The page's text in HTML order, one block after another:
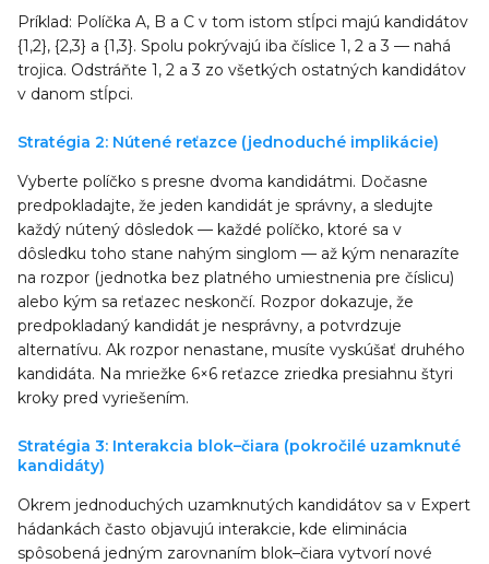
Príklad: Políčka A, B a C v tom istom stĺpci majú kandidátov
{1,2}, {2,3} a {1,3}. Spolu pokrývajú iba číslice 1, 2 a 3 — nahá
trojica. Odstráňte 1, 2 a 3 zo všetkých ostatných kandidátov
v danom stĺpci.
Stratégia 2: Nútené reťazce (jednoduché implikácie)
Vyberte políčko s presne dvoma kandidátmi. Dočasne
predpokladajte, že jeden kandidát je správny, a sledujte
každý nútený dôsledok — každé políčko, ktoré sa v
dôsledku toho stane nahým singlom — až kým nenarazíte
na rozpor (jednotka bez platného umiestnenia pre číslicu)
alebo kým sa reťazec neskončí. Rozpor dokazuje, že
predpokladaný kandidát je nesprávny, a potvrdzuje
alternatívu. Ak rozpor nenastane, musíte vyskúšať druhého
kandidáta. Na mriežke 6×6 reťazce zriedka presiahnu štyri
kroky pred vyriešením.
Stratégia 3: Interakcia blok–čiara (pokročilé uzamknuté
kandidáty)
Okrem jednoduchých uzamknutých kandidátov sa v Expert
hádankách často objavujú interakcie, kde eliminácia
spôsobená jedným zarovnaním blok–čiara vytvorí nové